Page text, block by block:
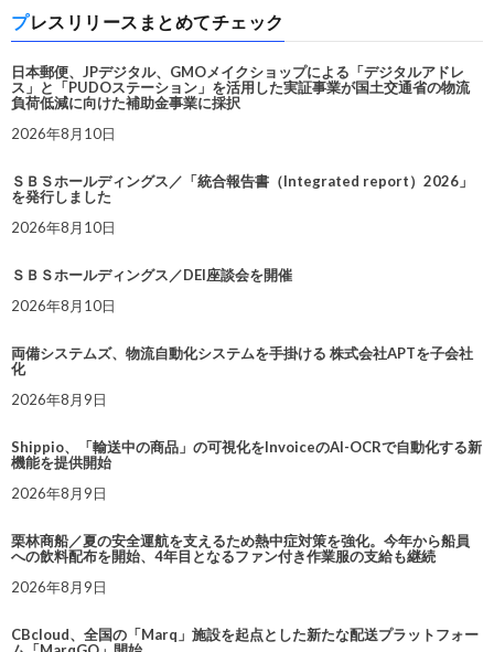
プレスリリースまとめてチェック
日本郵便、JPデジタル、GMOメイクショップによる「デジタルアドレ
ス」と「PUDOステーション」を活用した実証事業が国土交通省の物流
負荷低減に向けた補助金事業に採択
2026年8月10日
ＳＢＳホールディングス／「統合報告書（Integrated report）2026」
を発行しました
2026年8月10日
ＳＢＳホールディングス／DEI座談会を開催
2026年8月10日
両備システムズ、物流自動化システムを手掛ける 株式会社APTを子会社
化
2026年8月9日
Shippio、「輸送中の商品」の可視化をInvoiceのAI-OCRで自動化する新
機能を提供開始
2026年8月9日
栗林商船／夏の安全運航を支えるため熱中症対策を強化。今年から船員
への飲料配布を開始、4年目となるファン付き作業服の支給も継続
2026年8月9日
CBcloud、全国の「Marq」施設を起点とした新たな配送プラットフォー